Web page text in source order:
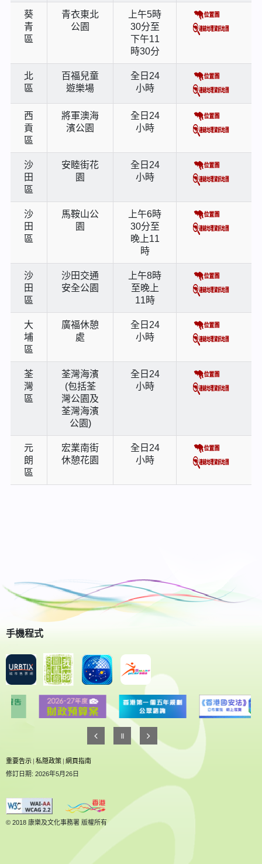
葵
青
區
青衣東北
公園
上午5時
30分至
下午11
時30分
北
區
百福兒童
遊樂場
全日24
小時
西
貢
區
將軍澳海
濱公園
全日24
小時
沙
田
區
安睦街花
園
全日24
小時
沙
田
區
馬鞍山公
園
上午6時
30分至
晚上11
時
沙
田
區
沙田交通
安全公園
上午8時
至晚上
11時
大
埔
區
廣福休憩
處
全日24
小時
荃
灣
區
荃灣海濱
(包括荃
灣公園及
荃灣海濱
公園)
全日24
小時
元
朗
區
宏業南街
休憩花園
全日24
小時
手機程式
重要告示 | 私隠政策 | 網頁指南
修訂日期: 2026年5月26日
© 2018 康樂及文化事務署 版權所有